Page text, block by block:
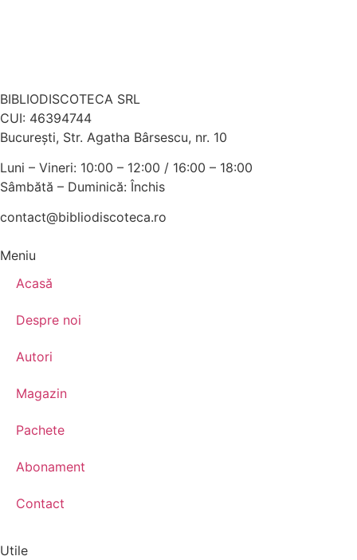
BIBLIODISCOTECA SRL
CUI: 46394744
Bucureşti, Str. Agatha Bârsescu, nr. 10
Luni – Vineri: 10:00 – 12:00 / 16:00 – 18:00
Sâmbătă – Duminică: Închis
contact@bibliodiscoteca.ro
Meniu
Acasă
Despre noi
Autori
Magazin
Pachete
Abonament
Contact
Utile